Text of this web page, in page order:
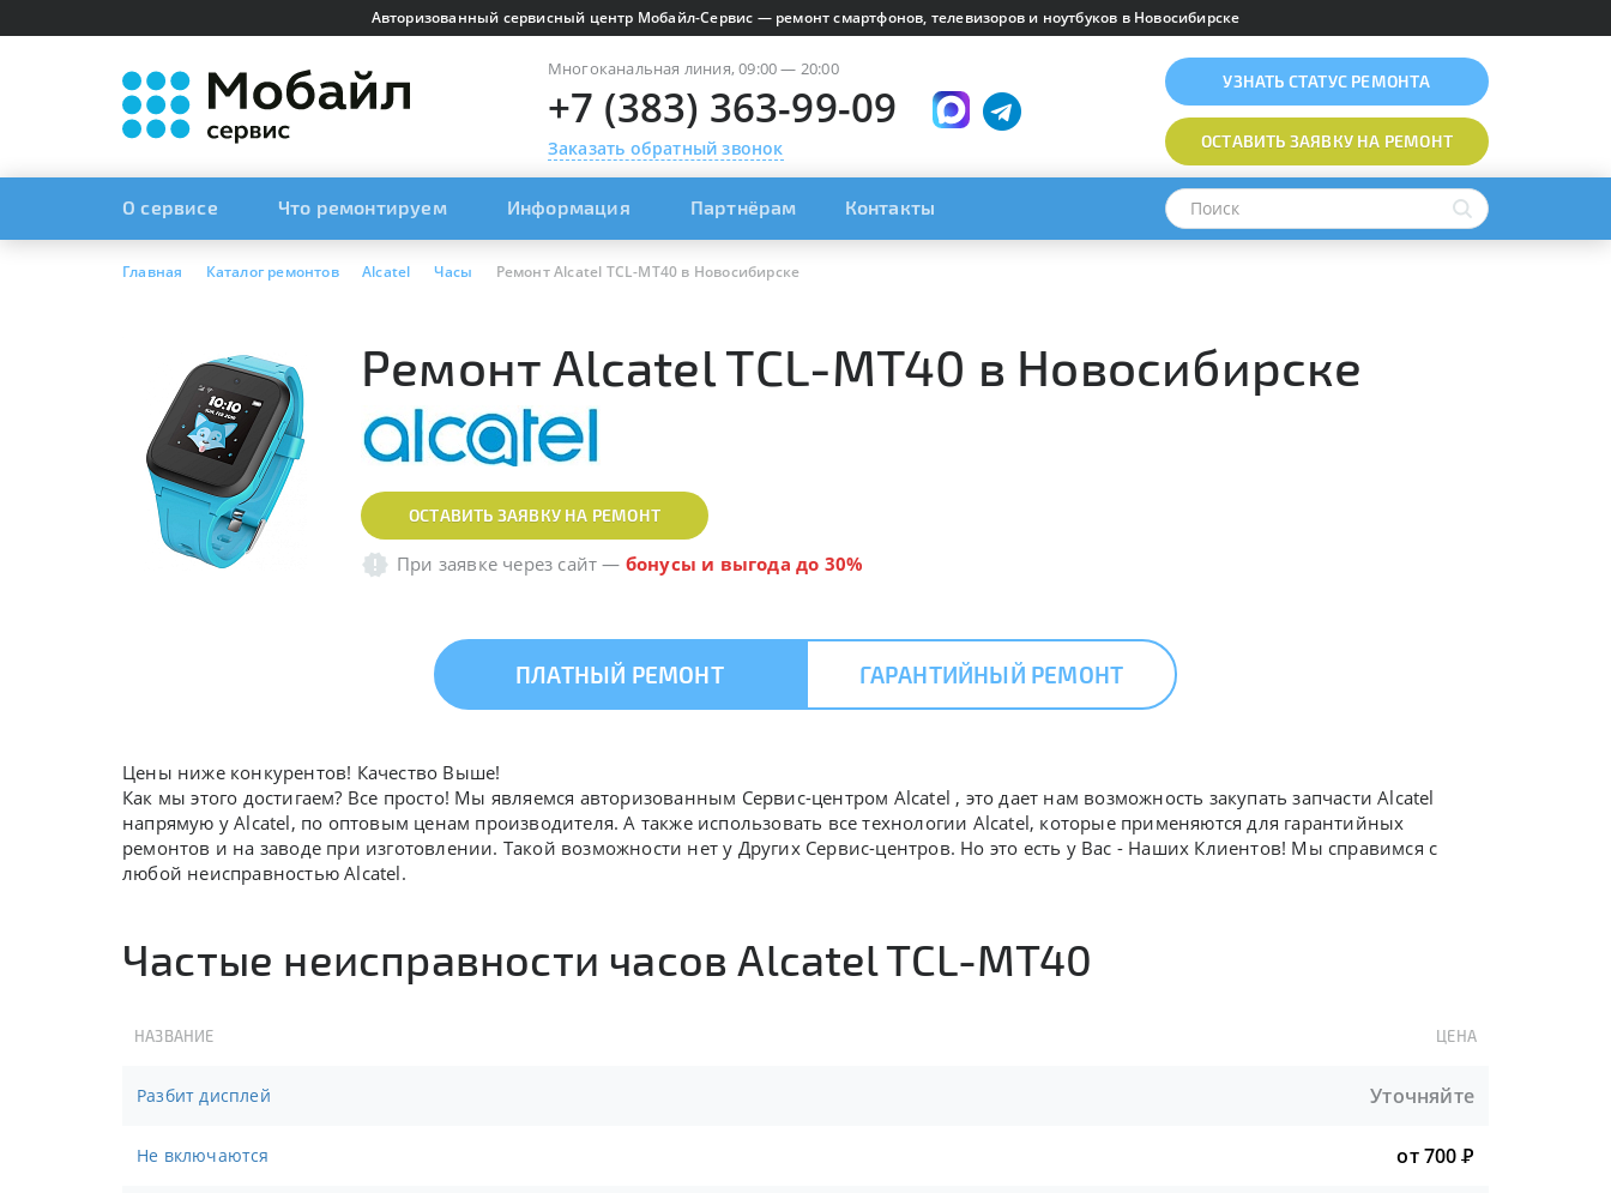
Авторизованный сервисный центр Мобайл-Сервис — ремонт смартфонов, телевизоров и ноутбуков в Новосибирске
Многоканальная линия, 09:00 — 20:00
+7 (383) 363-99-09
Заказать обратный звонок
УЗНАТЬ СТАТУС РЕМОНТА
ОСТАВИТЬ ЗАЯВКУНА РЕМОНТ
О сервисе Что ремонтируем Информация Партнёрам Контакты
Главная Каталог ремонтов Alcatel Часы Ремонт Alcatel TCL-MT40 в Новосибирске
Ремонт Alcatel TCL-MT40 в Новосибирске
ОСТАВИТЬ ЗАЯВКУ НА РЕМОНТ
При заявке через сайт — бонусы и выгода до 30%
ПЛАТНЫЙ РЕМОНТ ГАРАНТИЙНЫЙ РЕМОНТ
Цены ниже конкурентов! Качество Выше!
Как мы этого достигаем? Все просто! Мы являемся авторизованным Сервис-центром Alcatel , это дает нам возможность закупать запчасти Alcatel
напрямую у Alcatel, по оптовым ценам производителя. А также использовать все технологии Alcatel, которые применяются для гарантийных
ремонтов и на заводе при изготовлении. Такой возможности нет у Других Сервис-центров. Но это есть у Вас - Наших Клиентов! Мы справимся с
любой неисправностью Alcatel.
Частые неисправности часов Alcatel TCL-MT40
НАЗВАНИЕ ЦЕНА
Разбит дисплей Уточняйте
Не включаются от 700Р